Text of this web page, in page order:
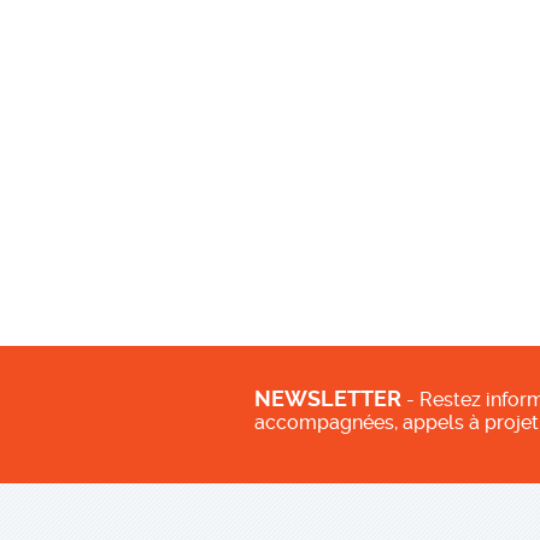
NEWSLETTER - Restez
accompagnées, appels à